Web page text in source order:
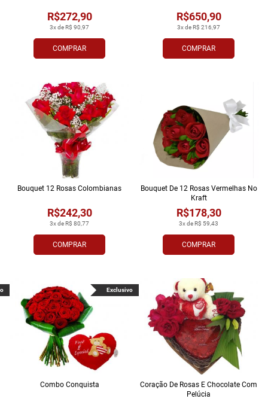
COMPRAR
3x de R$ 90,97
R$272,90
COMPRAR
3x de R$ 216,97
R$650,90
COMPRAR
3x de R$ 80,77
R$242,30
Bouquet 12 Rosas Colombianas
COMPRAR
3x de R$ 59,43
R$178,30
Bouquet De 12 Rosas Vermelhas No
Kraft
Combo Conquista
Exclusivo
Coração De Rosas E Chocolate Com
Pelúcia